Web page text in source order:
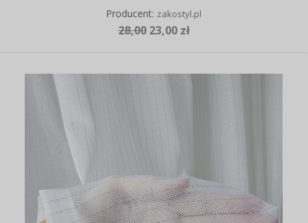
Producent: zakostyl.pl
28,00 23,00 zł